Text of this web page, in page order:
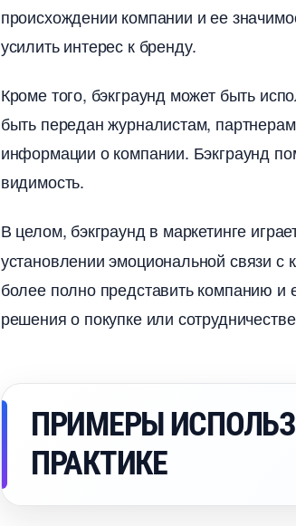
происхождении компании и ее
усилить интерес к бренду.​
Кроме того, бэкграунд может быть
ыть передан журналистам,
информации о компании.​ Бэкграунд
идимость.​
целом, бэкграунд в маркетинге
установлении эмоциональной связи
олее полно представить компанию и
решения о покупке или
ПРИМЕРЫ
ПРАКТИКЕ